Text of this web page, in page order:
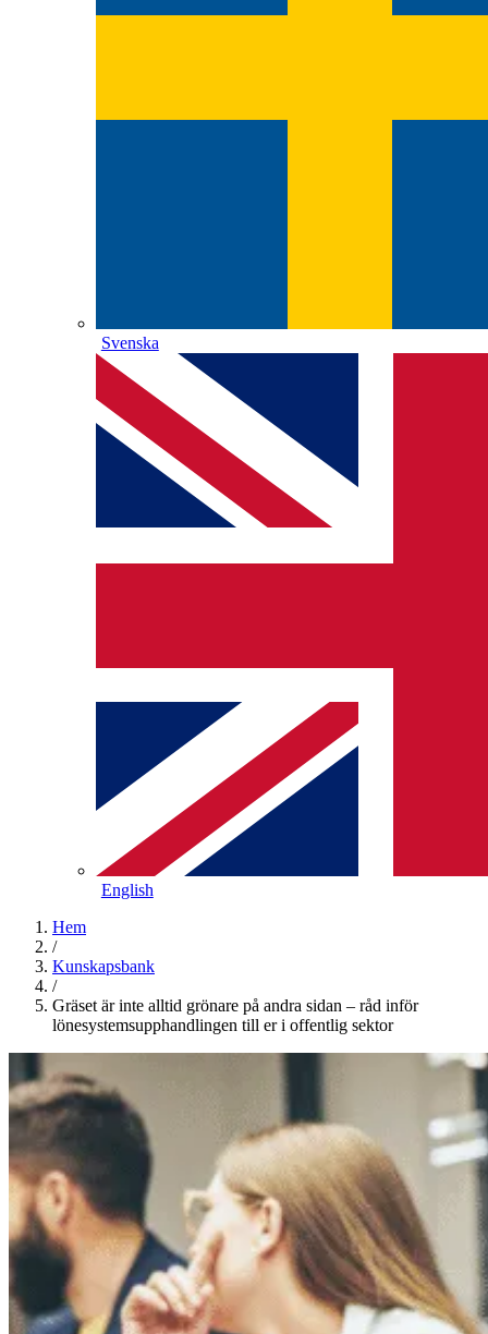
Svenska
English
Hem
/
Kunskapsbank
/
Gräset är inte alltid grönare på andra sidan – råd inför
lönesystemsupphandlingen till er i offentlig sektor